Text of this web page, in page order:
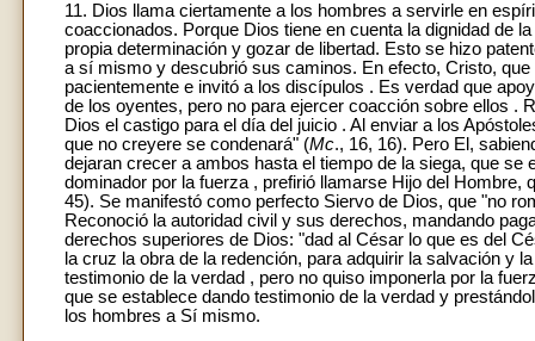
11. Dios llama ciertamente a los hombres a servirle en
coaccionados. Porque Dios tiene en cuenta la dignidad de
propia determinación y gozar de libertad. Esto se hizo
a sí mismo y descubrió sus caminos. En efecto, Cristo,
pacientemente e invitó a los discípulos . Es verdad que
de los oyentes, pero no para ejercer coacción sobre ellos .
Dios el castigo para el día del juicio . Al enviar a los
que no creyere se condenará" (Mc., 16, 16). Pero El,
dejaran crecer a ambos hasta el tiempo de la siega, que
dominador por la fuerza , prefirió llamarse Hijo del
45). Se manifestó como perfecto Siervo de Dios, que "no
Reconoció la autoridad civil y sus derechos, mandando
derechos superiores de Dios: "dad al César lo que es del
la cruz la obra de la redención, para adquirir la salvación y
testimonio de la verdad , pero no quiso imponerla por la
que se establece dando testimonio de la verdad y
los hombres a Sí mismo.